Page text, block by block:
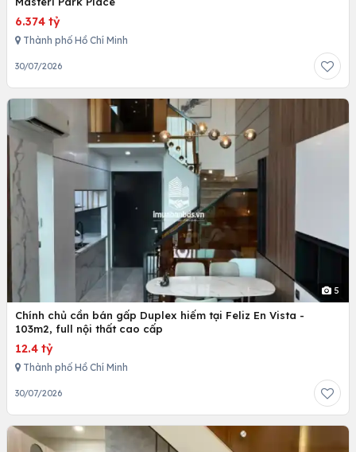
6.374 tỷ
Thành phố Hồ Chí Minh
30/07/2026
5
Chính chủ cần bán gấp Duplex hiếm tại Feliz En Vista -
103m2, full nội thất cao cấp
12.4 tỷ
Thành phố Hồ Chí Minh
30/07/2026